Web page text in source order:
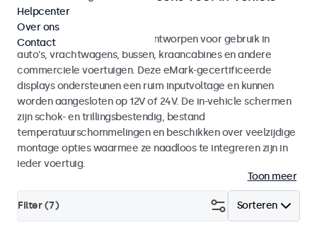
gebruik
Monitoren en touchscreens ontworpen voor gebruik in
auto's, vrachtwagens, bussen, kraancabines en andere
commerciele voertuigen. Deze eMark-gecertificeerde
displays ondersteunen een ruim inputvoltage en kunnen
worden aangesloten op 12V of 24V. De in-vehicle schermen
zijn schok- en trillingsbestendig, bestand
temperatuurschommelingen en beschikken over veelzijdige
montage opties waarmee ze naadloos te integreren zijn in
ieder voertuig.
Toon meer
Sorteren
Filter (7)
Helpcenter
Over ons
Contact